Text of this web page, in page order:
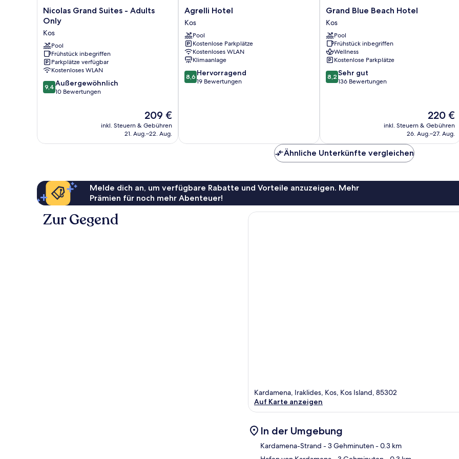
Nicolas
Grand
Suites
-
Adults
Only
Kos
Nicolas Grand Suites - Adults
Only
Kos
Pool
Frühstück inbegriffen
Parkplätze verfügbar
Kostenloses WLAN
9.4
von
9,4 Außergewöhnlich
10 Bewertungen
Der
Preis
beträgt
209 €
inkl. Steuern & Gebühren
21. Aug.–22. Aug.
Agrelli
Hotel
Kos
Agrelli Hotel
Kos
Pool
Kostenlose Parkplätze
Kostenloses WLAN
Klimaanlage
8.6
von
8,6 Hervorragend
19 Bewertungen
Grand
Blue
Beach
Hotel
Kos
Grand Blue Beach Hotel
Kos
Pool
Frühstück inbegriffen
Wellness
Kostenlose Parkplätze
8.2
von
8,2 Sehr gut
136 Bewertungen
Der
Preis
beträgt
220 €
inkl. Steuern & Gebühren
26. Aug.–27. Aug.
Ähnliche Unterkünfte vergleichen
Melde dich an, um verfügbare Rabatte und Vorteile anzuzeigen. Mehr
Prämien für noch mehr Abenteuer!
Zur Gegend
Kardamena, Iraklides, Kos, Kos Island, 85302
Auf Karte anzeigen
In der Umgebung
Kardamena-Strand - 3 Gehminuten- 0.3 km